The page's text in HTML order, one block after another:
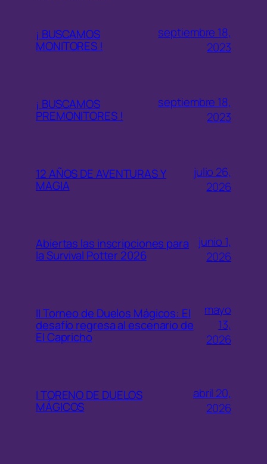
¡ BUSCAMOS
MONITORES !
septiembre 18,
2023
¡ BUSCAMOS
PREMONITORES !
septiembre 18,
2023
12 AÑOS DE AVENTURAS Y
MAGIA
julio 26,
2026
Abiertas las inscripciones para
la Survival Potter 2026
junio 1,
2026
II Torneo de Duelos Mágicos: El
desafío regresa al escenario de
El Capricho
mayo
13,
2026
I TORENO DE DUELOS
MÁGICOS
abril 20,
2026